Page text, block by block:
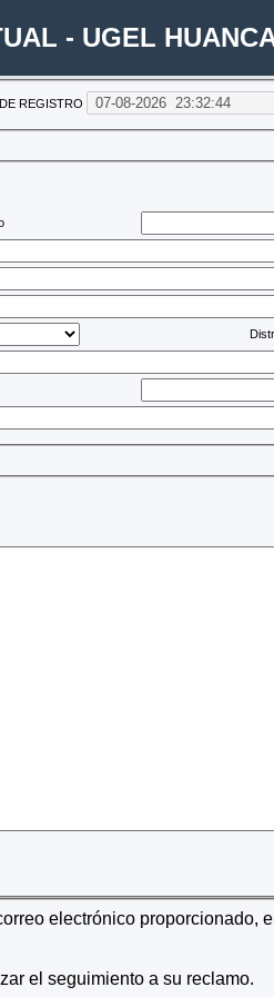
- UGEL
REGISTRO
electrónico proporcionado,
el seguimiento a su reclamo.